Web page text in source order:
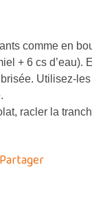
comme en
+ 6 cs d’eau).
Utilisez-
racler la
Partager